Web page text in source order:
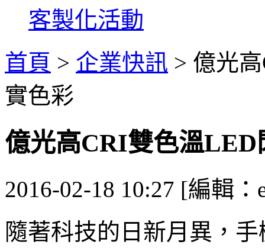
客製化活動
首頁 > 企業快訊 > 億光
實色彩
億光高CRI雙色溫LED
2016-02-18 10:27 [編輯：
隨著科技的日新月異，